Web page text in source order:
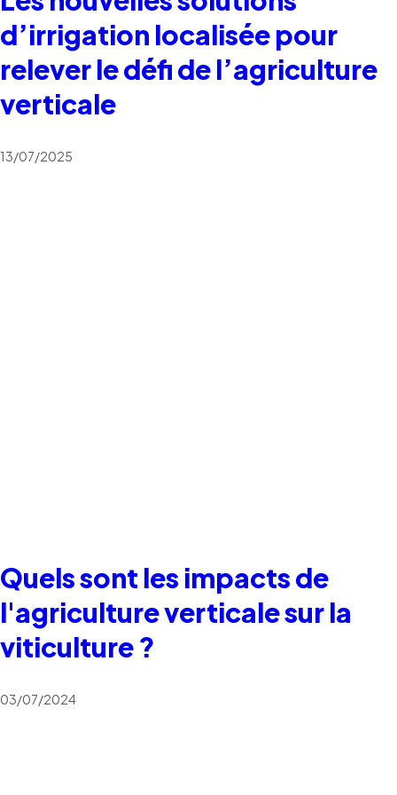
d’irrigation localisée pour
relever le défi de l’agriculture
verticale
13/07/2025
Quels sont les impacts de
l'agriculture verticale sur la
viticulture ?
03/07/2024